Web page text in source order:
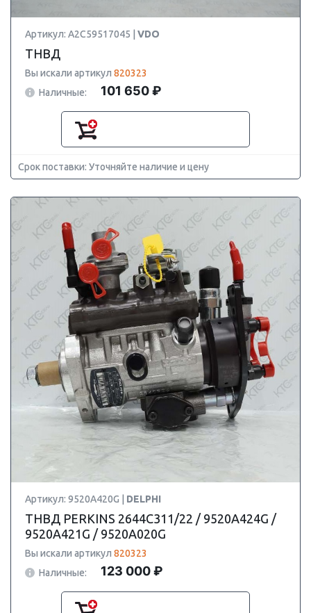
Артикул: A2C59517045 | VDO
ТНВД
Вы искали артикул 820323
Наличные:
101 650 ₽
Срок поставки: Уточняйте наличие и цену
Артикул: 9520A420G | DELPHI
ТНВД PERKINS 2644C311/22 / 9520A424G /
9520A421G / 9520A020G
Вы искали артикул 820323
Наличные:
123 000 ₽